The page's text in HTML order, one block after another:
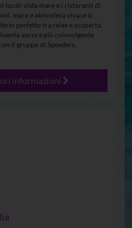
locali vista mare e i ristoranti di
mare e atmosfera vivace si
perfetto tra relax e scoperta,
ancora più coinvolgente
il gruppo di Speeders.
informazioni